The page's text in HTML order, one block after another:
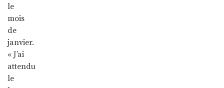
le
mois
de
janvier.
« J’ai
attendu
le